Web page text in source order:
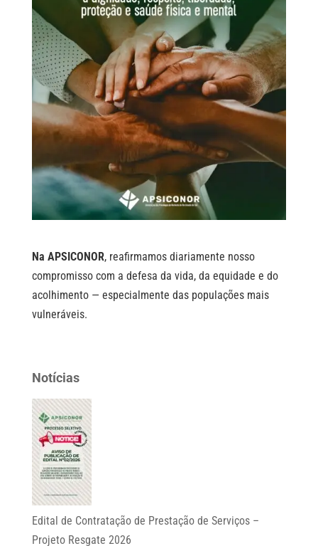
Na APSICONOR, reafirmamos diariamente nosso
compromisso com a defesa da vida, da equidade e do
acolhimento — especialmente das populações mais
vulneráveis.
Notícias
Edital de Contratação de Prestação de Serviços –
Projeto Resgate 2026